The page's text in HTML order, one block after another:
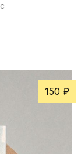
150 ₽